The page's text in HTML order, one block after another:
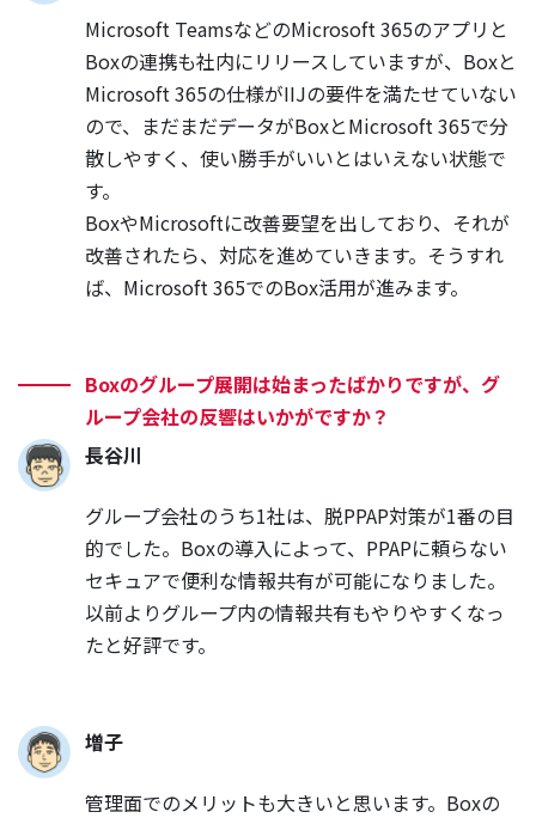
Microsoft TeamsなどのMicrosoft 365のアプリと
Boxの連携も社内にリリースしていますが、Boxと
Microsoft 365の仕様がIIJの要件を満たせていない
ので、まだまだデータがBoxとMicrosoft 365で分
散しやすく、使い勝手がいいとはいえない状態で
す。
BoxやMicrosoftに改善要望を出しており、それが
改善されたら、対応を進めていきます。そうすれ
ば、Microsoft 365でのBox活用が進みます。
Boxのグループ展開は始まったばかりですが、グ
ループ会社の反響はいかがですか？
長谷川
グループ会社のうち1社は、脱PPAP対策が1番の目
的でした。Boxの導入によって、PPAPに頼らない
セキュアで便利な情報共有が可能になりました。
以前よりグループ内の情報共有もやりやすくなっ
たと好評です。
増子
管理面でのメリットも大きいと思います。Boxの